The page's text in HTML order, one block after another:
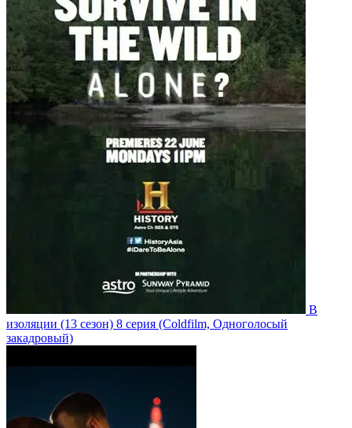
В
изоляции (13 сезон) 8 серия (Coldfilm, Одноголосый
закадровый)